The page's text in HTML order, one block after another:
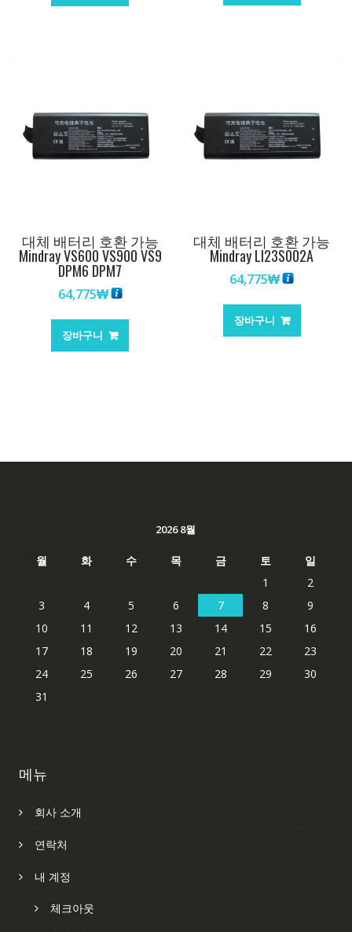
대체 배터리 호환 가능
Mindray VS600 VS900 VS9
DPM6 DPM7
64,775₩
장바구니
대체 배터리 호환 가능
Mindray LI23S002A
64,775₩
장바구니
2026 8월
월 화 수 목 금 토
일
1
2
3
4 5 6 7 8
9
10
11 12 13 14 15
16
17
18 19 20 21 22
23
24
25 26 27 28 29
30
31
메뉴
회사 소개
연락처
내 계정
체크아웃